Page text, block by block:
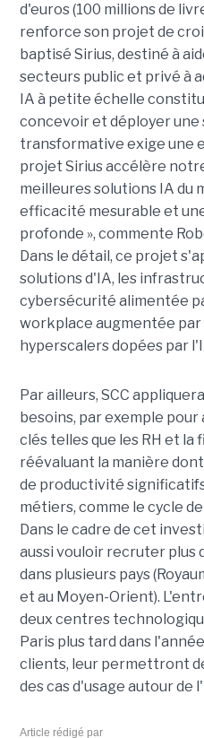
d'euros (100 millions de
renforce son projet de
baptisé Sirius, destiné à
secteurs public et privé à
IA à petite échelle
concevoir et déployer
transformative exige une
projet Sirius accélère
meilleures solutions IA du
efficacité mesurable et
profonde », commente
Dans le détail, ce projet
solutions d'IA, les
cybersécurité alimentée
workplace augmentée
hyperscalers dopées par
Par ailleurs, SCC
besoins, par exemple
clés telles que les RH et la
réévaluant la manière
de productivité
métiers, comme le cycle
Dans le cadre de cet
aussi vouloir recruter plus
dans plusieurs pays
et au Moyen-Orient).
deux centres
Paris plus tard dans
clients, leur permettront
des cas d'usage autour de
Article rédigé par